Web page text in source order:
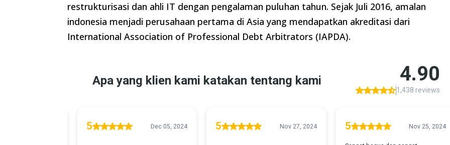
restrukturisasi dan ahli IT dengan pengalaman puluhan tahun. Sejak Juli 2016, amalan
indonesia menjadi perusahaan pertama di Asia yang mendapatkan akreditasi dari
International Association of Professional Debt Arbitrators (IAPDA).